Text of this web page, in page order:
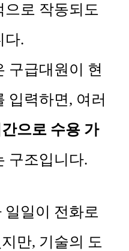
로 작동되도
다.
구급대원이 현
입력하면, 여러
으로 수용 가
구조입니다.
일이 전화로
만, 기술의 도